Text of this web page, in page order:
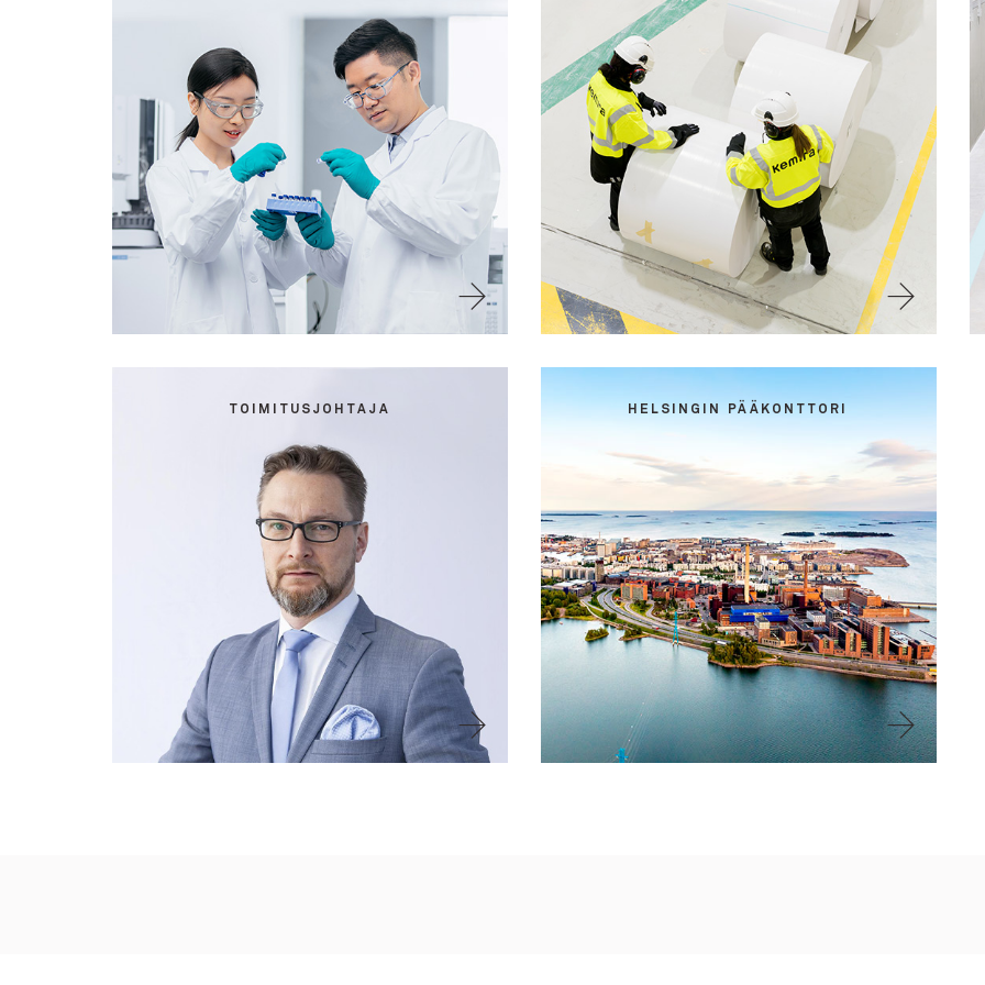
TOIMITUSJOHTAJA HELSINGIN PÄÄKONTTORI